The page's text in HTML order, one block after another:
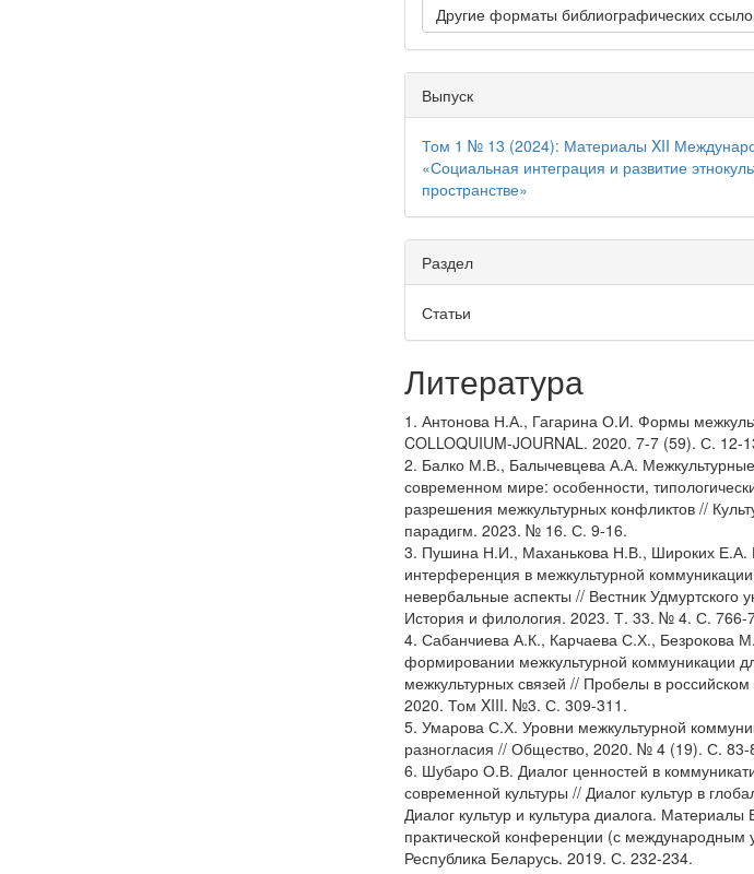
Другие форматы библиографических
Выпуск
Том 1 № 13 (2024): Материалы XII
«Социальная интеграция и развитие
пространстве»
Раздел
Статьи
Литература
1. Антонова Н.А., Гагарина О.И. Формы
COLLOQUIUM-JOURNAL. 2020. 7-7 (59). С. 12-
2. Балко М.В., Балычевцева А.А.
современном мире: особенности,
разрешения межкультурных конфликтов //
парадигм. 2023. № 16. С. 9-16.
3. Пушина Н.И., Маханькова Н.В., Широких Е.А.
интерференция в межкультурной
невербальные аспекты // Вестник Удмуртского
История и филология. 2023. Т. 33. № 4. С. 766-
4. Сабанчиева А.К., Карчаева С.Х., Безрокова
формировании межкультурной коммуникации
межкультурных связей // Пробелы в российском
2020. Том XIII. №3. С. 309-311.
5. Умарова С.Х. Уровни межкультурной
разногласия // Общество, 2020. № 4 (19). С. 83-
6. Шубаро О.В. Диалог ценностей в
современной культуры // Диалог культур в
Диалог культур и культура диалога. Материалы
практической конференции (с международным
Республика Беларусь. 2019. С. 232-234.